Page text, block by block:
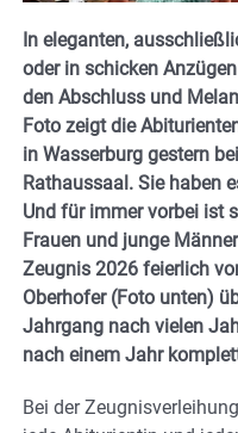
In eleganten,
oder in schicken
den Abschluss und
Foto zeigt die
in Wasserburg gestern
Rathaussaal. Sie haben
Und für immer vorbei ist
Frauen und junge
Zeugnis 2026 feierlich
Oberhofer (Foto unten)
Jahrgang nach vielen
nach einem Jahr
Bei der